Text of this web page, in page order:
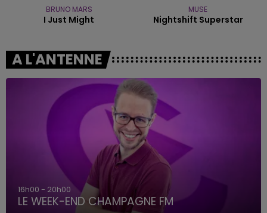
BRUNO MARS
I Just Might
MUSE
Nightshift Superstar
A L'ANTENNE
16h00 - 20h00
LE WEEK-END CHAMPAGNE FM